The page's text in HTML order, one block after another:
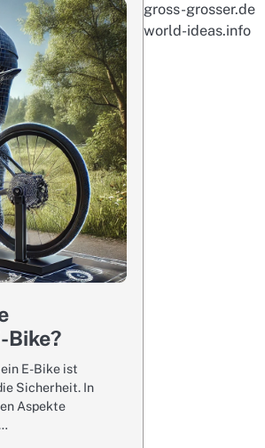
Bike?
E-Bike ist
Sicherheit. In
Aspekte
gross-grosser.de
world-ideas.info